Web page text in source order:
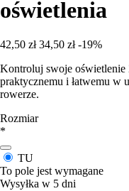
oświetlenia
42,50 zł 34,50 zł -19%
Kontroluj swoje oświetlenie
praktycznemu i łatwemu w
rowerze.
Rozmiar
*
TU
To pole jest wymagane
Wysyłka w 5 dni